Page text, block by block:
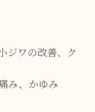
ジワの改善、ク
み、かゆみ